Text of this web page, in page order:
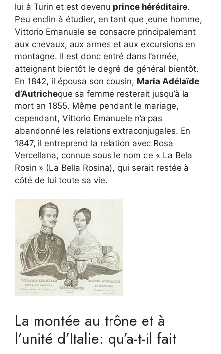
lui à Turin et est devenu prince héréditaire.
Peu enclin à étudier, en tant que jeune homme,
Vittorio Emanuele se consacre principalement
aux chevaux, aux armes et aux excursions en
montagne. Il est donc entré dans l’armée,
atteignant bientôt le degré de général bientôt.
En 1842, il épousa son cousin, Maria Adélaïde
d’Autricheque sa femme resterait jusqu’à la
mort en 1855. Même pendant le mariage,
cependant, Vittorio Emanuele n’a pas
abandonné les relations extraconjugales. En
1847, il entreprend la relation avec Rosa
Vercellana, connue sous le nom de « La Bela
Rosin » (La Bella Rosina), qui serait restée à
côté de lui toute sa vie.
La montée au trône et à
l’unité d’Italie: qu’a-t-il fait